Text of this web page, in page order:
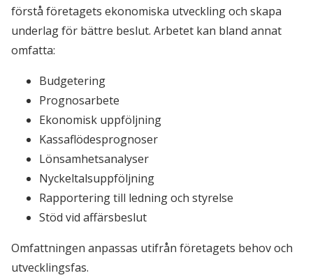
förstå företagets ekonomiska utveckling och skapa
underlag för bättre beslut. Arbetet kan bland annat
omfatta:
Budgetering
Prognosarbete
Ekonomisk uppföljning
Kassaflödesprognoser
Lönsamhetsanalyser
Nyckeltalsuppföljning
Rapportering till ledning och styrelse
Stöd vid affärsbeslut
Omfattningen anpassas utifrån företagets behov och
utvecklingsfas.